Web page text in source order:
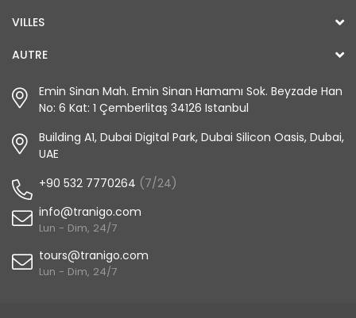
VILLES
AUTRE
Emin Sinan Mah. Emin Sinan Hamamı Sok. Beyzade Han
No: 6 Kat: 1 Çemberlitaş 34126 Istanbul
Building A1, Dubai Digital Park, Dubai Silicon Oasis, Dubai,
UAE
+90 532 7770264 (7/24)
info@tranigo.com
Lun - Dim, 24/7
tours@tranigo.com
Lun - Dim, 24/7